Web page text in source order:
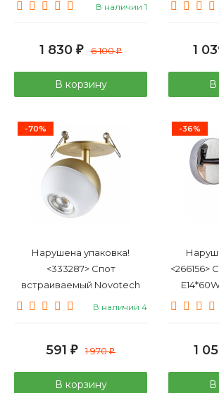
В наличии 1
1 830 ₽ 6 100₽
В корзину
1
В
-70%
Нарушена упаковка!
<333287> Спот
встраиваемый Novotech
Garn 370819
В наличии 4
591 ₽ 1 970₽
В корзину
-36%
<266156>
1
В